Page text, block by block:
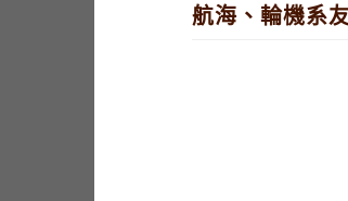
航海、輪機系